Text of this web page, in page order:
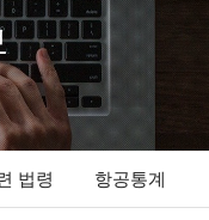
법령 항공통계